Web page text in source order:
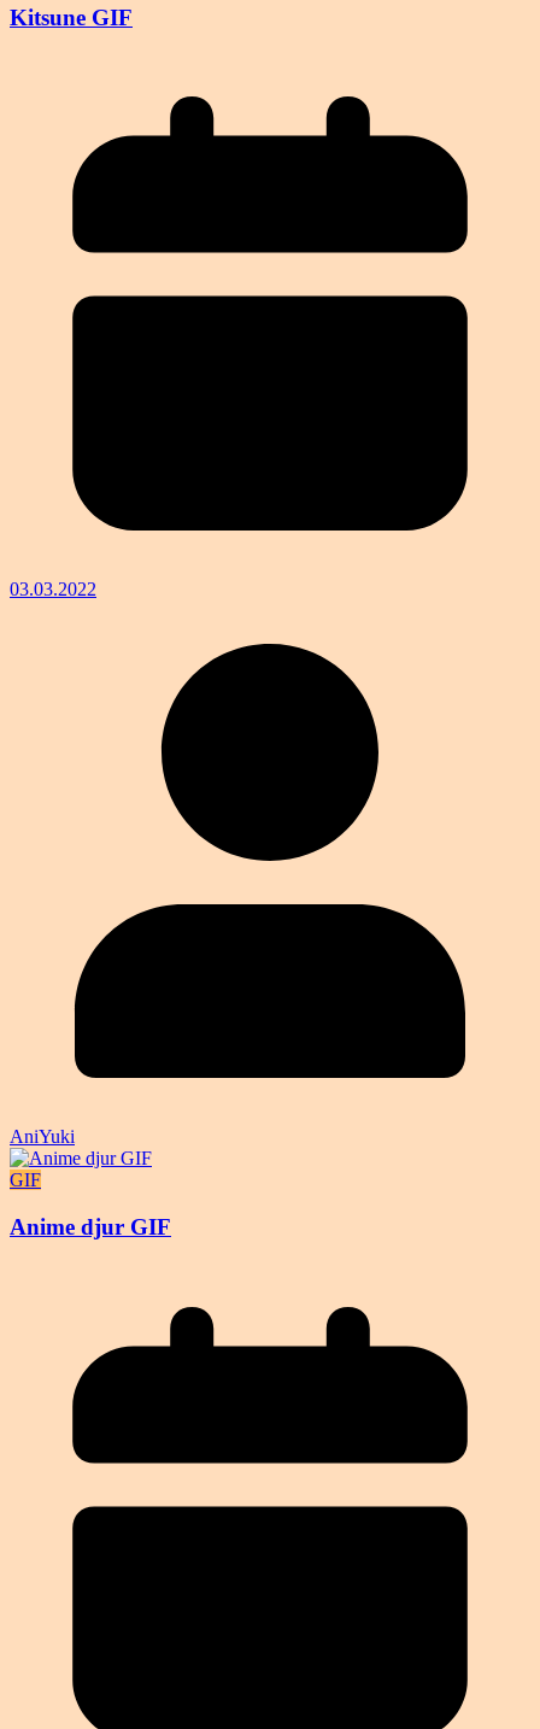
Kitsune GIF
03.03.2022
AniYuki
GIF
Anime djur GIF